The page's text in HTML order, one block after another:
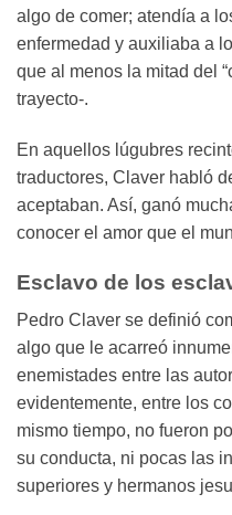
algo de comer; atendía a
enfermedad y auxiliaba a
que al menos la mitad del
trayecto-.
En aquellos lúgubres
traductores, Claver habló
aceptaban. Así, ganó
conocer el amor que el
Esclavo de los
Pedro Claver se definió
algo que le acarreó
enemistades entre las
evidentemente, entre los
mismo tiempo, no fueron
su conducta, ni pocas las
superiores y hermanos